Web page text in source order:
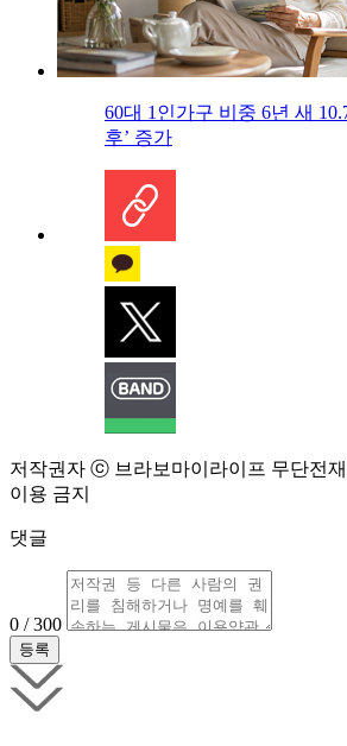
60대 1인가구 비중 6년 새
후’ 증가
저작권자 ⓒ 브라보마이라이프 무단전
이용 금지
댓글
0 / 300